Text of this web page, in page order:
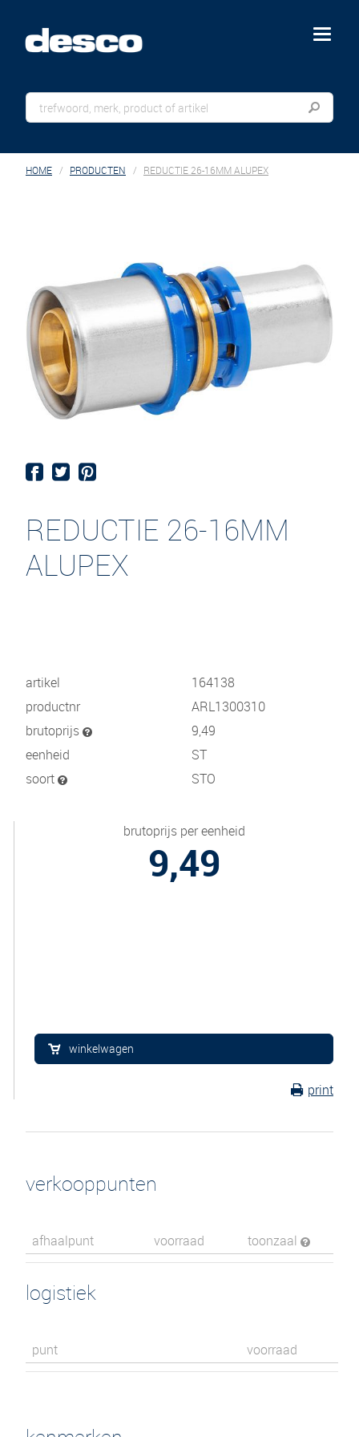
menu
HOME PRODUCTEN REDUCTIE 26-16MM ALUPEX
REDUCTIE 26-16MM
ALUPEX
artikel
164138
productnr
ARL1300310
brutoprijs
9,49
eenheid
ST
soort
STO
brutoprijs per eenheid
9,49
winkelwagen
print
verkooppunten
afhaalpunt voorraad toonzaal
logistiek
punt voorraad